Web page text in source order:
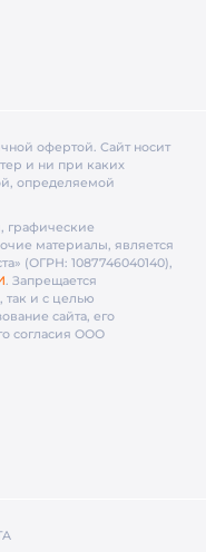
офертой. Cайт носит
и ни при каких
определяемой
графические
материалы, является
(ОГРН: 1087746040140),
. Запрещается
так и с целью
сайта, его
согласия ООО